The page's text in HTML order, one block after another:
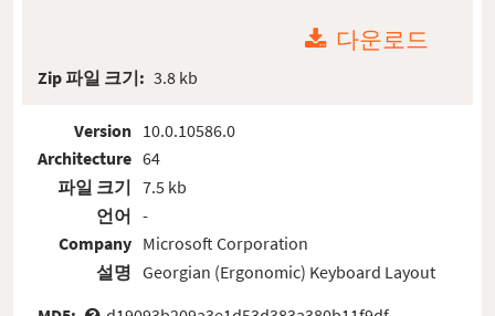
다운로드
Zip 파일 크기: 3.8 kb
Version
Architecture
파일 크기
언어
Company
설명
10.0.10586.0
64
7.5 kb
-
Microsoft Corporation
Georgian (Ergonomic) Keyboard Layout